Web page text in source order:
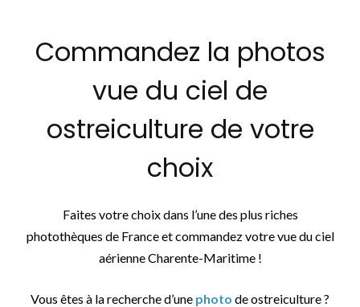
Commandez la photos
vue du ciel de
ostreiculture de votre
choix
Faites votre choix dans l’une des plus riches
photothèques de France et commandez votre vue du ciel
aérienne Charente-Maritime !
Vous êtes à la recherche d’une photo de ostreiculture ?